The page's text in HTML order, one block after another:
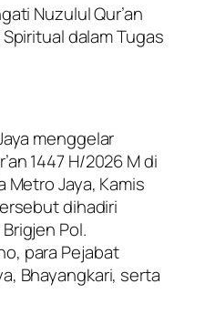
Nuzulul Qur’an
Spiritual dalam Tugas
menggelar
1447 H/2026 M di
Metro Jaya, Kamis
dihadiri
Pol.
para Pejabat
Bhayangkari, serta